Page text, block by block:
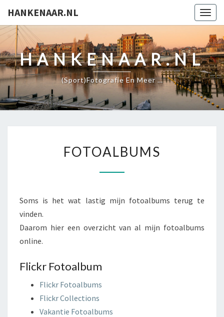
HANKENAAR.NL
HANKENAAR.NL
(Sport)fotografie En Meer …
FOTOALBUMS
Soms is het wat lastig mijn fotoalbums terug te
vinden.
Daarom hier een overzicht van al mijn fotoalbums
online.
Flickr Fotoalbum
Flickr Fotoalbums
Flickr Collections
Vakantie Fotoalbums